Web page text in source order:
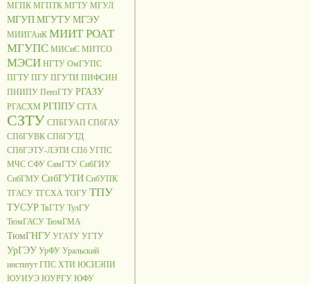
МГПК МГПТК МГТУ МГУЛ
МГУПМГУТУМГЭУ
МИИГАиК МИИТ РОАТ
МГУПС МИСиС МИТСО
МЭСИ НГТУ ОмГУПС
ПГТУ ПГУ ПГУТИ ПИФСИН
ПНИПУ ПензГТУ РГАЗУ
РГАСХМ РГППУ СГГА
СЗТУ СПБГУАП СПбГАУ
СПбГУВК СПбГУТД
СПбГЭТУ-ЛЭТИ СПб УГПС
МЧС СФУ СамГТУ СибГИУ
СибГМУ СибГУТИ СибУПК
ТГАСУ ТГСХА ТОГУ ТПУ
ТУСУР ТвГТУ ТулГУ
ТюмГАСУ ТюмГМА
ТюмГНГУ УГАТУ УГТУ
УрГЭУ УрФУ Уральский
институт ГПС ХТИ ЮСИЭПИ
ЮУИУЭ ЮУРГУ ЮФУ